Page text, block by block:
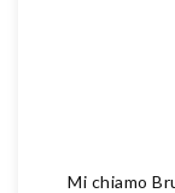
Mi chiamo